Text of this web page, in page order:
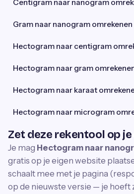
Centigram naar nanogram
Gram naar nanogram omrekenen
Hectogram naar centigram
Hectogram naar gram
Hectogram naar karaat
Hectogram naar microgram
Zet deze rekentool op
Je mag Hectogram naar
gratis op je eigen website
schaalt mee met je pagina
op de nieuwste versie — je hoeft